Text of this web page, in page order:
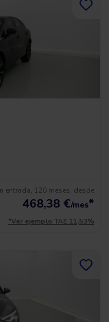
entrada, 120 meses, desde
468,38 €/mes*
*Ver ejemplo TAE 11,53%